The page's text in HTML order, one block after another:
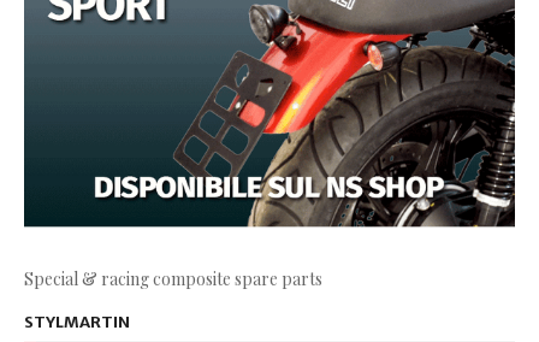
Special & racing composite spare parts
STYLMARTIN